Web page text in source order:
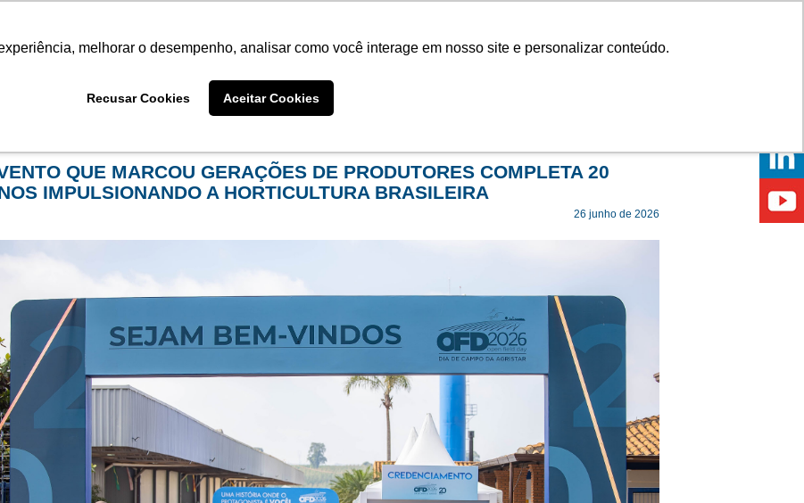
melhorar o desempenho, analisar como você interage em nosso site e personalizar conteúdo.
Recusar Cookies Aceitar Cookies
QUE MARCOU GERAÇÕES DE PRODUTORES COMPLETA 20
IMPULSIONANDO A HORTICULTURA BRASILEIRA
26 junho de 2026